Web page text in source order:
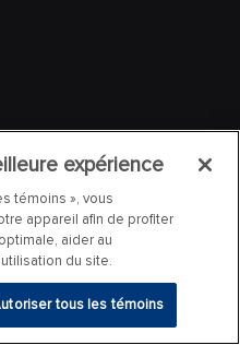
expérience
témoins », vous
appareil afin de profiter
aider au
du site.
tous les témoins